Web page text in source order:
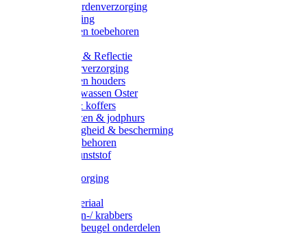
Rapide paardenverzorging
Ruiter kleding
Hoofdstellen toebehoren
Verlichting & Reflectie
Rapide leerverzorging
Likstenen en houders
Poetsen & wassen Oster
Poetssets & koffers
Ruiter laarzen & jodphurs
Ruiter veiligheid & bescherming
Ruiter - toebehoren
Voerbak kunststof
Klauwverzorging
Injectiemateriaal
Hoefmessen-/ krabbers
Hoefbekapbeugel onderdelen